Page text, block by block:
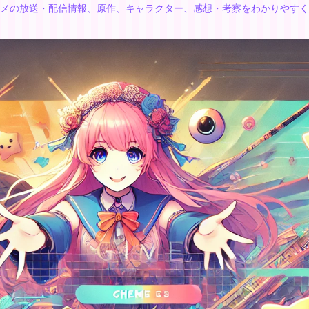
の放送・配信情報、原作、キャラクター、感想・考察をわかりやす